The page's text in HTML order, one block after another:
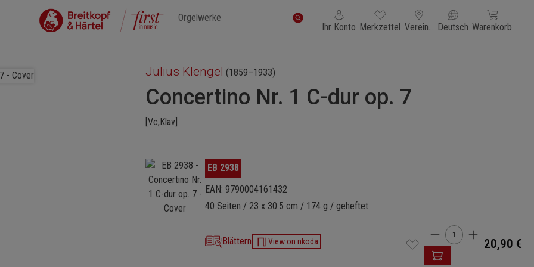
Ihr Konto Du hast 0 Produkte auf dem Merkzettel
Merkzettel Vereinigte Staaten von Amerika
Deutsch Warenkorb
Warenkorb
Julius Klengel (1859–1933)
Concertino Nr. 1 C-dur op. 7
[Vc,Klav]
Bildergalerie überspringen
EB 2938
EAN: 9790004161432
40 Seiten / 23 x 30.5 cm / 174 g / geheftet
Blättern View on nkoda Produkt Anzahl:
20,90 €